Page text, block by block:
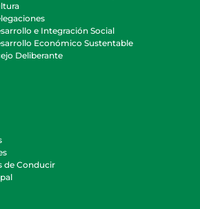
e Integración Social
Económico Sustentable
Deliberante
de Conducir